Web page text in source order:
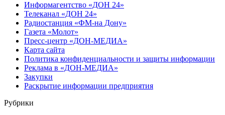
Информагентство «ДОН 24»
Телеканал «ДОН 24»
Радиостанция «ФМ-на Дону»
Газета «Молот»
Пресс-центр «ДОН-МЕДИА»
Карта сайта
Политика конфиденциальности и защиты информации
Реклама в «ДОН-МЕДИА»
Закупки
Раскрытие информации предприятия
Рубрики